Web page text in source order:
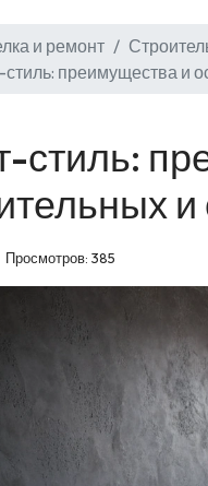
и ремонт
преимущества и
стиль:
Просмотров: 385